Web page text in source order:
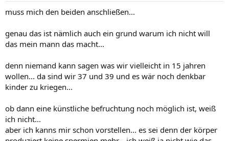
muss mich den beiden anschließen...
genau das ist nämlich auch ein grund warum ich nicht will
das mein mann das macht...
denn niemand kann sagen was wir vielleicht in 15 jahren
wollen... da sind wir 37 und 39 und es wär noch denkbar
kinder zu kriegen...
ob dann eine künstliche befruchtung noch möglich ist, weiß
ich nicht...
aber ich kanns mir schon vorstellen... es sei denn der körper